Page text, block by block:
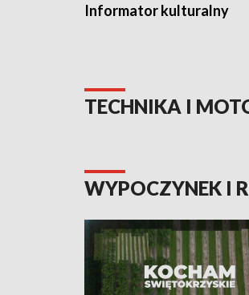
Informator kulturalny
TECHNIKA I
WYPOCZYNEK I